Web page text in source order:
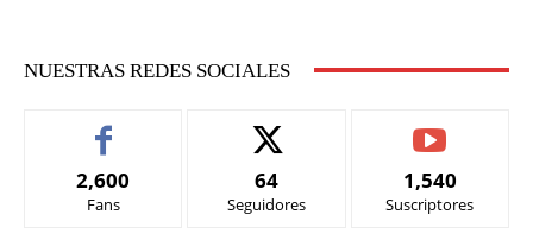
NUESTRAS REDES SOCIALES
2,600
Fans
64
Seguidores
1,540
Suscriptores